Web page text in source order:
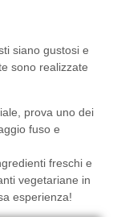
siano gustosi e
sono realizzate
prova uno dei
fuso e
freschi e
vegetariane in
esperienza!